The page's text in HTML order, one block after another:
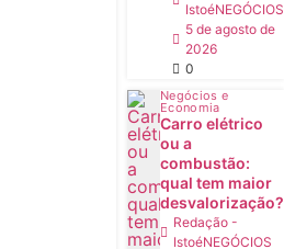
IstoéNEGÓCIOS
5 de agosto de
2026
0
Negócios e
Economia
Carro elétrico
ou a
combustão:
qual tem maior
desvalorização?
Redação -
IstoéNEGÓCIOS